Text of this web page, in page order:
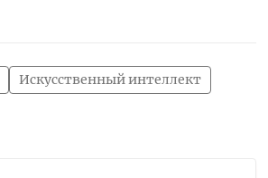
Искусственный интеллект